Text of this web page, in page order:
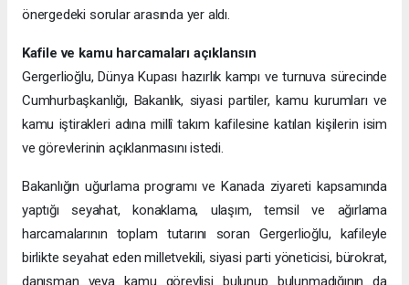
önergedeki sorular arasında yer aldı.
Kafile ve kamu harcamaları açıklansın
Gergerlioğlu, Dünya Kupası hazırlık kampı ve turnuva sürecinde
Cumhurbaşkanlığı, Bakanlık, siyasi partiler, kamu kurumları ve
kamu iştirakleri adına millî takım kafilesine katılan kişilerin isim
ve görevlerinin açıklanmasını istedi.
Bakanlığın uğurlama programı ve Kanada ziyareti kapsamında
yaptığı seyahat, konaklama, ulaşım, temsil ve ağırlama
harcamalarının toplam tutarını soran Gergerlioğlu, kafileyle
birlikte seyahat eden milletvekili, siyasi parti yöneticisi, bürokrat,
danışman veya kamu görevlisi bulunup bulunmadığının da